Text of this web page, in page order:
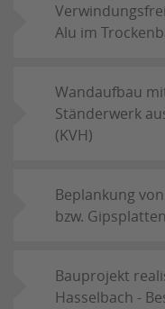
Alu im
Wandaufbau
Ständerwerk
(KVH)
Beplankung
bzw. Gipsplatten
Bauprojekt
Hasselbach -